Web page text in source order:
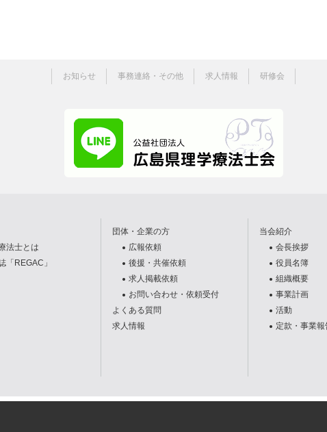
お知らせ 事務連絡・その他 求人情報 研修会
法士とは
「REGAC」
団体・企業の方
広報依頼
後援・共催依頼
求人掲載依頼
お問い合わせ・依頼受付
よくある質問
求人情報
当会紹介
会長挨拶
役員名簿
組織概要
事業計画
活動
定款・事業報